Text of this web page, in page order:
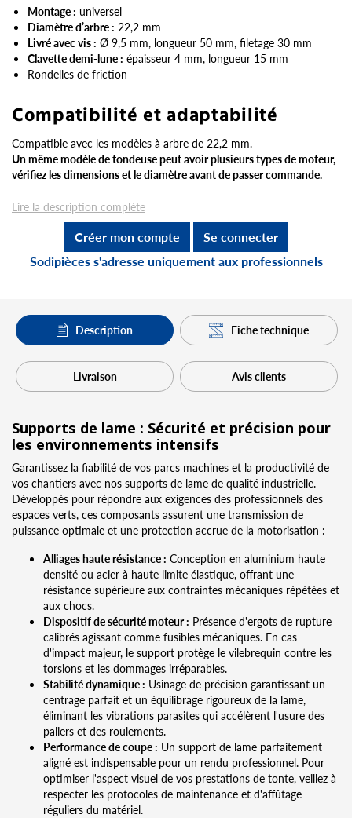
Montage : universel
Diamètre d’arbre : 22,2 mm
Livré avec vis : Ø 9,5 mm, longueur 50 mm, filetage 30 mm
Clavette demi-lune : épaisseur 4 mm, longueur 15 mm
Rondelles de friction
Compatibilité et adaptabilité
Compatible avec les modèles à arbre de 22,2 mm.
Un même modèle de tondeuse peut avoir plusieurs types de moteur,
vérifiez les dimensions et le diamètre avant de passer commande.
Lire la description complète
Créer mon compte
Se connecter
Sodipièces s'adresse uniquement aux professionnels
Description Fiche technique
Livraison Avis clients
Supports de lame : Sécurité et précision pour
les environnements intensifs
Garantissez la fiabilité de vos parcs machines et la productivité de
vos chantiers avec nos supports de lame de qualité industrielle.
Développés pour répondre aux exigences des professionnels des
espaces verts, ces composants assurent une transmission de
puissance optimale et une protection accrue de la motorisation :
Alliages haute résistance : Conception en aluminium haute
densité ou acier à haute limite élastique, offrant une
résistance supérieure aux contraintes mécaniques répétées et
aux chocs.
Dispositif de sécurité moteur : Présence d'ergots de rupture
calibrés agissant comme fusibles mécaniques. En cas
d'impact majeur, le support protège le vilebrequin contre les
torsions et les dommages irréparables.
Stabilité dynamique : Usinage de précision garantissant un
centrage parfait et un équilibrage rigoureux de la lame,
éliminant les vibrations parasites qui accélèrent l'usure des
paliers et des roulements.
Performance de coupe : Un support de lame parfaitement
aligné est indispensable pour un rendu professionnel. Pour
optimiser l'aspect visuel de vos prestations de tonte, veillez à
respecter les protocoles de maintenance et d'affûtage
réguliers du matériel.